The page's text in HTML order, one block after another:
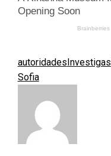
autoridadesInvestigas
Sofia